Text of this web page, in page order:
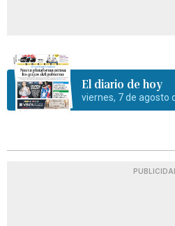
El diario de hoy
viernes, 7 de agosto